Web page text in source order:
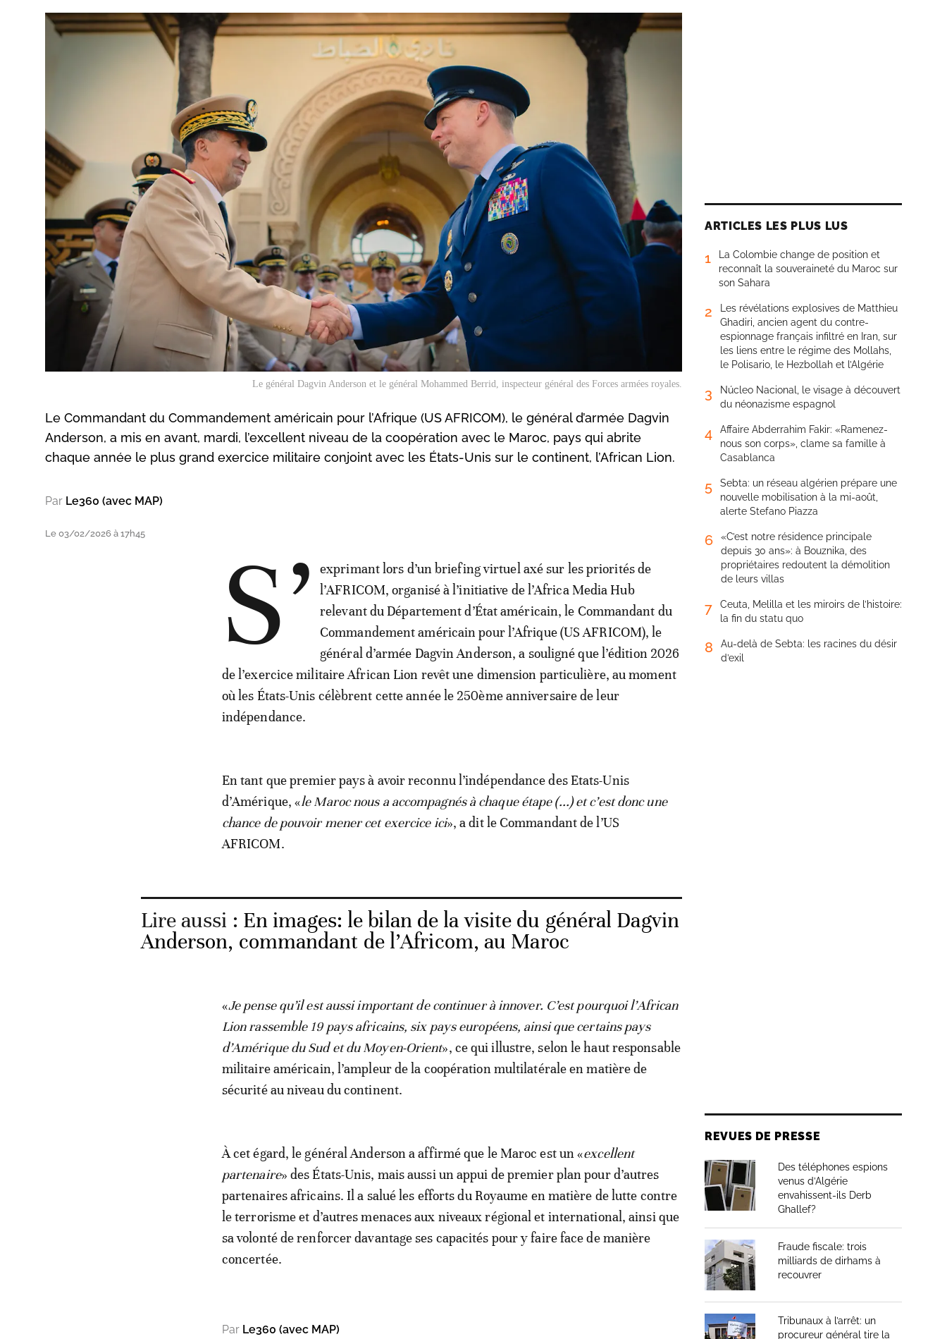
Le général Dagvin Anderson et le général Mohammed Berrid, inspecteur général des Forces armées royales.
Le Commandant du Commandement américain pour l’Afrique (US AFRICOM), le général d’armée Dagvin
Anderson, a mis en avant, mardi, l’excellent niveau de la coopération avec le Maroc, pays qui abrite
chaque année le plus grand exercice militaire conjoint avec les États-Unis sur le continent, l’African Lion.
Par Le360 (avec MAP)
Le 03/02/2026 à 17h45 S’
exprimant lors d’un briefing virtuel axé sur les priorités de
l’AFRICOM, organisé à l’initiative de l’Africa Media Hub
relevant du Département d’État américain, le Commandant du
Commandement américain pour l’Afrique (US AFRICOM), le
général d’armée Dagvin Anderson, a souligné que l’édition 2026
de l’exercice militaire African Lion revêt une dimension particulière, au moment
où les États-Unis célèbrent cette année le 250ème anniversaire de leur
indépendance.
En tant que premier pays à avoir reconnu l’indépendance des Etats-Unis
d’Amérique, «le Maroc nous a accompagnés à chaque étape (...) et c’est donc une
chance de pouvoir mener cet exercice ici», a dit le Commandant de l’US
AFRICOM.
Lire aussi : En images: le bilan de la visite du général Dagvin
Anderson, commandant de l’Africom, au Maroc
«Je pense qu’il est aussi important de continuer à innover. C’est pourquoi l’African
Lion rassemble 19 pays africains, six pays européens, ainsi que certains pays
d’Amérique du Sud et du Moyen-Orient», ce qui illustre, selon le haut responsable
militaire américain, l’ampleur de la coopération multilatérale en matière de
sécurité au niveau du continent.
À cet égard, le général Anderson a affirmé que le Maroc est un «excellent
partenaire» des États-Unis, mais aussi un appui de premier plan pour d’autres
partenaires africains. Il a salué les efforts du Royaume en matière de lutte contre
le terrorisme et d’autres menaces aux niveaux régional et international, ainsi que
sa volonté de renforcer davantage ses capacités pour y faire face de manière
concertée.
Par Le360 (avec MAP)
ARTICLES LES PLUS LUS
1
La Colombie change de position et
reconnaît la souveraineté du Maroc sur
son Sahara
2
Les révélations explosives de Matthieu
Ghadiri, ancien agent du contre-
espionnage français infiltré en Iran, sur
les liens entre le régime des Mollahs,
le Polisario, le Hezbollah et l’Algérie
3
Núcleo Nacional, le visage à découvert
du néonazisme espagnol
4
Affaire Abderrahim Fakir: «Ramenez-
nous son corps», clame sa famille à
Casablanca
5
Sebta: un réseau algérien prépare une
nouvelle mobilisation à la mi-août,
alerte Stefano Piazza
6
«C’est notre résidence principale
depuis 30 ans»: à Bouznika, des
propriétaires redoutent la démolition
de leurs villas
7
Ceuta, Melilla et les miroirs de l’histoire:
la fin du statu quo
8
Au-delà de Sebta: les racines du désir
d’exil
REVUES DE PRESSE
Des téléphones espions
venus d’Algérie
envahissent-ils Derb
Ghallef?
Fraude fiscale: trois
milliards de dirhams à
recouvrer
Tribunaux à l’arrêt: un
procureur général tire la